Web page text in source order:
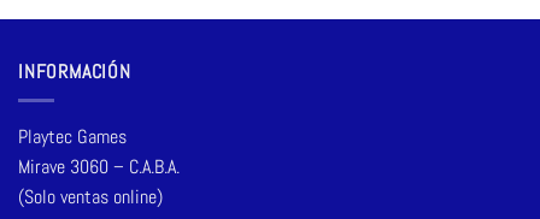
INFORMACIÓN
Playtec Games
Mirave 3060 – C.A.B.A.
(Solo ventas online)